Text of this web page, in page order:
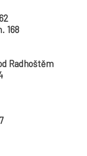
99
1462
Meziříčí
615 144
681
828